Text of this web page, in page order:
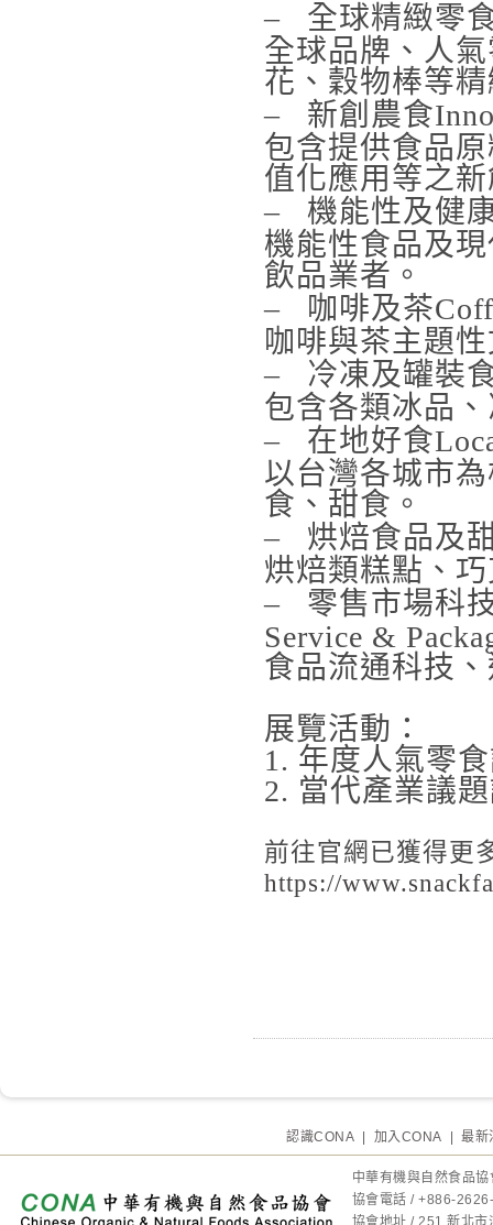
–
全球精緻零
全球品牌、人
花、穀物棒等
–
新創農食
包含提供食品
值化應用等之
–
機能性及健
機能性食品及
飲品業者。
–
咖啡及茶
咖啡與茶主題
–
冷凍及罐裝
包含各類冰品
–
在地好食
以台灣各城市
食、甜食。
–
烘焙食品及
烘焙類糕點、
–
零售市場科
Service &
食品流通科技
展覽活動：
1. 年度人氣零
2. 當代產業議
前往官網已獲得更
https://
認識CONA 加入CONA |最新
中華有機與自然
協會電話 /
協會地址 / 251 新北